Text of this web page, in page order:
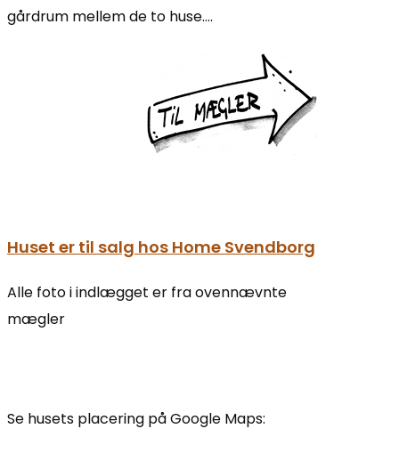
gårdrum mellem de to huse….
Huset er til salg hos Home Svendborg
Alle foto i indlægget er fra ovennævnte
mægler
Se husets placering på Google Maps: